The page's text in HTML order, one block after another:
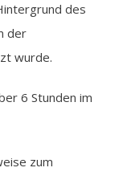
des
der
wurde.
6 Stunden im
zum